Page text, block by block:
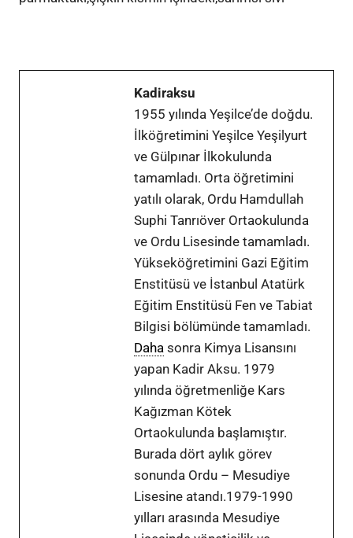
Kadiraksu
1955 yılında Yeşilce’de doğdu.
İlköğretimini Yeşilce Yeşilyurt
ve Gülpınar İlkokulunda
tamamladı. Orta öğretimini
yatılı olarak, Ordu Hamdullah
Suphi Tanrıöver Ortaokulunda
ve Ordu Lisesinde tamamladı.
Yükseköğretimini Gazi Eğitim
Enstitüsü ve İstanbul Atatürk
Eğitim Enstitüsü Fen ve Tabiat
Bilgisi bölümünde tamamladı.
Daha sonra Kimya Lisansını
yapan Kadir Aksu. 1979
yılında öğretmenliğe Kars
Kağızman Kötek
Ortaokulunda başlamıştır.
Burada dört aylık görev
sonunda Ordu – Mesudiye
Lisesine atandı.1979-1990
yılları arasında Mesudiye